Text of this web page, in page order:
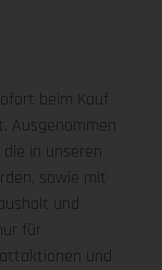
beim Kauf
Ausgenommen
in unseren
sowie mit
und
für
und